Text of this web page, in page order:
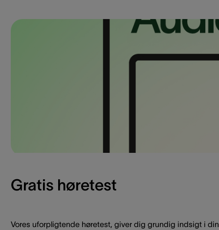
Gratis høretest
Vores uforpligtende høretest, giver dig grundig indsigt i din